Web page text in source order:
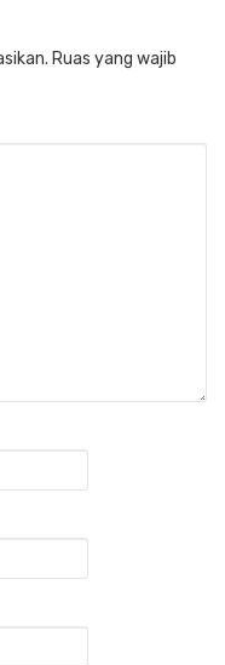
Ruas yang wajib